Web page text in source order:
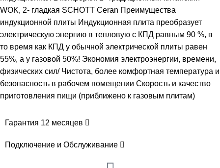
WOK, 2- гладкая SCHOTT Ceran Преимущества
индукционной плиты Индукционная плита преобразует
электрическую энергию в тепловую с КПД равным 90 %, в
то время как КПД у обычной электрической плиты равен
55%, а у газовой 50%! ​Экономия электроэнергии, времени,
физических сил/ Чистота, более комфортная температура и
безопасность в рабочем помещении Скорость и качество
приготовления пищи (приближено к газовым плитам)
Гарантия 12 месяцев
Подключение и Обслуживание